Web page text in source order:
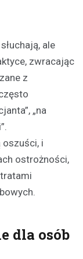
ale
zwracając
z
„na
oszuści, i
ostrożności,
dla osób